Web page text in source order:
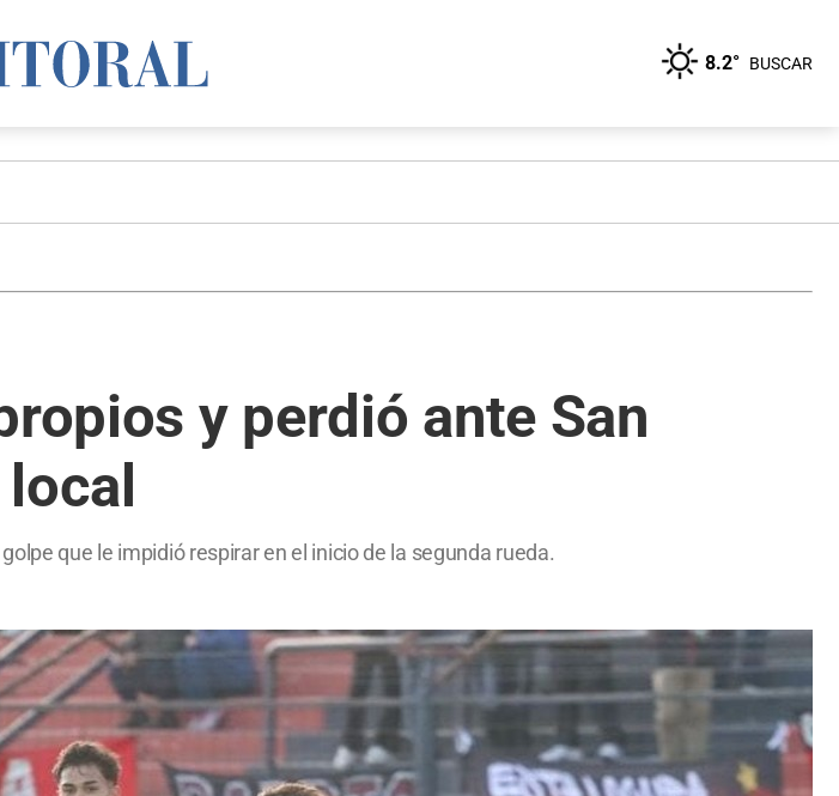
8.2° BUSCAR
y perdió ante San
que le impidió respirar en el inicio de la segunda rueda.